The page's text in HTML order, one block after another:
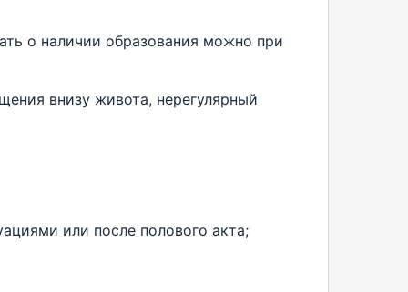
о наличии образования можно при
внизу живота, нерегулярный
или после полового акта;